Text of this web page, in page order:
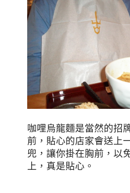
咖哩烏龍麵是當然的招
前，貼心的店家會送上
兜，讓你掛在胸前，以
上 ，真是貼心 。